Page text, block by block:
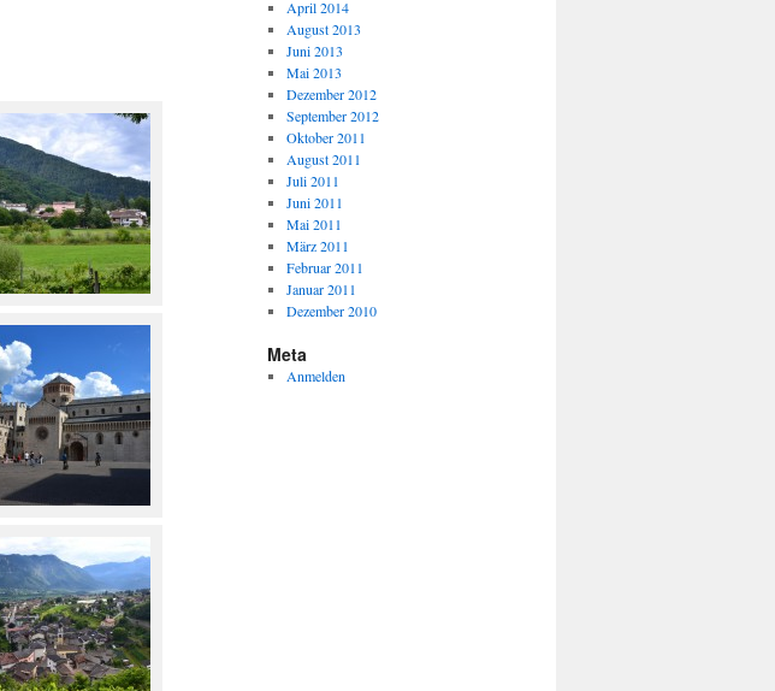
April 2014
August 2013
Juni 2013
Mai 2013
Dezember 2012
September 2012
Oktober 2011
August 2011
Juli 2011
Juni 2011
Mai 2011
März 2011
Februar 2011
Januar 2011
Dezember 2010
Meta
Anmelden